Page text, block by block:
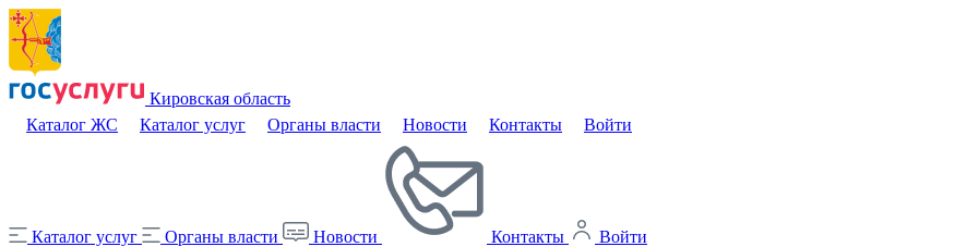
Кировская область
Каталог ЖС
Каталог услуг Органы власти Новости Контакты Войти
Каталог услуг Органы власти Новости Контакты Войти